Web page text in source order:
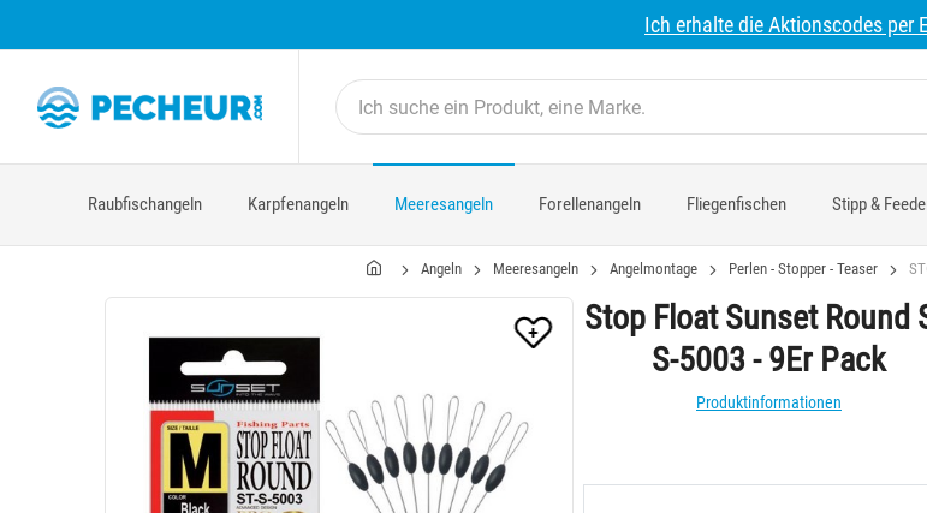
Ich erhalte die Aktionscodes per
Raubfischangeln Karpfenangeln Meeresangeln Forellenangeln Fliegenfischen Stipp &
Angeln Meeresangeln Angelmontage Perlen - Stopper - Teaser
Stop Float Sunset Round
S-5003 - 9Er Pack
Produktinformationen